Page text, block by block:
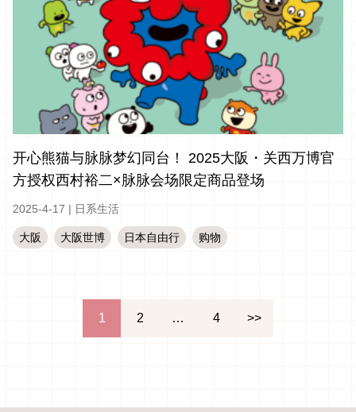
开心熊猫与脉脉梦幻同台！ 2025大阪・关西万博官
方授权西村裕二×脉脉会场限定商品登场
2025-4-17 | 日系生活
大阪 大阪世博 日本自由行 购物
1 2 … 4 >>